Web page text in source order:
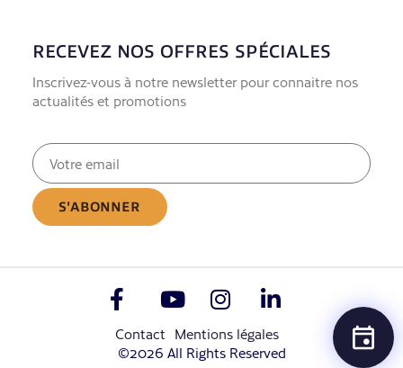
RECEVEZ NOS OFFRES SPÉCIALES
Inscrivez-vous à notre newsletter pour connaitre nos
actualités et promotions
E-
mail
(Nécessaire)
Contact Mentions légales
©2026 All Rights Reserved